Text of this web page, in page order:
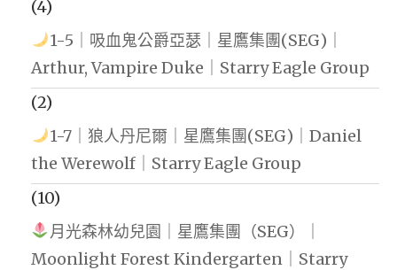
(4)
1-5｜吸血鬼公爵亞瑟｜星鷹集團(SEG)｜
Arthur, Vampire Duke｜Starry Eagle Group
(2)
1-7｜狼人丹尼爾｜星鷹集團(SEG)｜Daniel
the Werewolf｜Starry Eagle Group
(10)
月光森林幼兒園｜星鷹集團（SEG）｜
Moonlight Forest Kindergarten｜Starry